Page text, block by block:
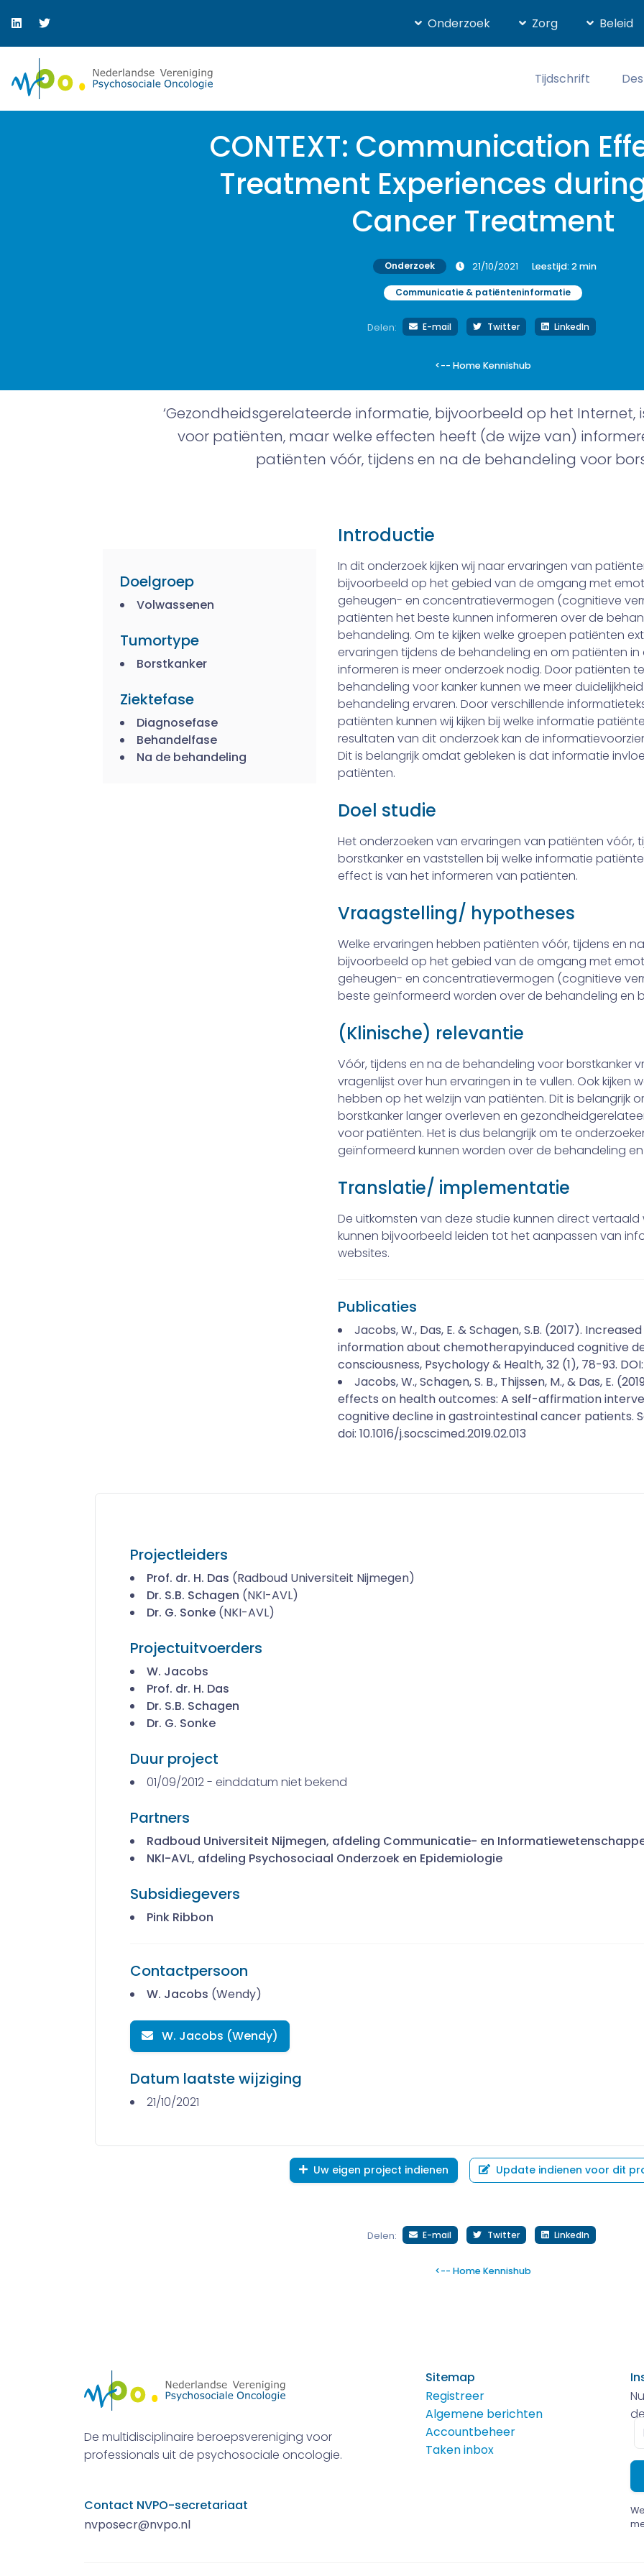
Onderzoek Zorg Beleid
Tijdschrift
CONTEXT: Communication
Treatment Experiences
Cancer Treatment
Onderzoek 21/10/2021 Leestijd: 2min
Communicatie & patiënteninformatie
Delen: E-mail Twitter LinkedIn
<-- Home Kennishub
‘Gezondheidsgerelateerde informatie, bijvoorbeeld op het Internet,
voor patiënten, maar welke effecten heeft (de wijze van)
patiënten vóór, tijdens en na de behandeling voor
Doelgroep
Volwassenen
Tumortype
Borstkanker
Ziektefase
Diagnosefase
Behandelfase
Na de behandeling
Introductie
In dit onderzoek kijken wij naar ervaringen van
bijvoorbeeld op het gebied van de omgang met
geheugen- en concentratievermogen (cognitieve
patiënten het beste kunnen informeren over de
behandeling. Om te kijken welke groepen patiënten
ervaringen tijdens de behandeling en om patiënten
informeren is meer onderzoek nodig. Door patiënten
behandeling voor kanker kunnen we meer
behandeling ervaren. Door verschillende
patiënten kunnen wij kijken bij welke informatie
resultaten van dit onderzoek kan de
Dit is belangrijk omdat gebleken is dat informatie
patiënten.
Doel studie
Het onderzoeken van ervaringen van patiënten vóór,
borstkanker en vaststellen bij welke informatie
effect is van het informeren van patiënten.
Vraagstelling/ hypotheses
Welke ervaringen hebben patiënten vóór, tijdens en
bijvoorbeeld op het gebied van de omgang met
geheugen- en concentratievermogen (cognitieve
beste geïnformeerd worden over de behandeling en
(Klinische) relevantie
Vóór, tijdens en na de behandeling voor borstkanker
vragenlijst over hun ervaringen in te vullen. Ook kijken
hebben op het welzijn van patiënten. Dit is belangrijk
borstkanker langer overleven en
voor patiënten. Het is dus belangrijk om te
geïnformeerd kunnen worden over de behandeling
Translatie/ implementatie
De uitkomsten van deze studie kunnen direct
kunnen bijvoorbeeld leiden tot het aanpassen van
websites.
Publicaties
Jacobs, W., Das, E. & Schagen, S.B. (2017).
information about chemotherapyinduced cognitive
consciousness, Psychology & Health, 32 (1), 78-93.
Jacobs, W., Schagen, S. B., Thijssen, M., & Das, E.
effects on health outcomes: A self-affirmation
cognitive decline in gastrointestinal cancer patients.
doi: 10.1016/j.socscimed.2019.02.013
Projectleiders
Prof. dr. H. Das (Radboud Universiteit Nijmegen)
Dr. S.B. Schagen (NKI-AVL)
Dr. G. Sonke (NKI-AVL)
Projectuitvoerders
W. Jacobs
Prof. dr. H. Das
Dr. S.B. Schagen
Dr. G. Sonke
Duur project
01/09/2012 - einddatum niet bekend
Partners
Radboud Universiteit Nijmegen, afdeling Communicatie- en
NKI-AVL, afdeling Psychosociaal Onderzoek en Epidemiologie
Subsidiegevers
Pink Ribbon
Contactpersoon
W. Jacobs (Wendy)
W. Jacobs (Wendy)
Datum laatste wijziging
21/10/2021
Uw eigen project indienen Update indienen voor dit
Delen: E-mail Twitter LinkedIn
<-- Home Kennishub
De multidisciplinaire beroepsvereniging voor
professionals uit de psychosociale oncologie.
Contact NVPO-secretariaat
nvposecr@nvpo.nl
Sitemap
Registreer
Algemene berichten
Accountbeheer
Taken inbox
E-